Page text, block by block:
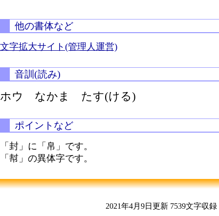
他の書体など
文字拡大サイト(管理人運営)
音訓(読み)
ホウ なかま たす(ける)
ポイントなど
「封」に「帛」です。
「幇」の異体字です。
2021年4月9日更新 7539文字収録